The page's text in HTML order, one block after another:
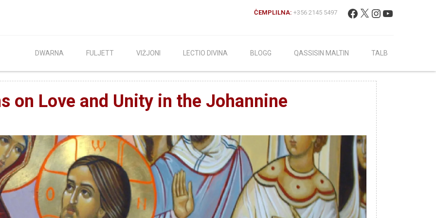
Fittex: Facebook
X Instagram
YouTube
ĊEMPLILNA: +356 2145 5497
DWARNA FULJETT VIŻJONI LECTIO DIVINA BLOGG QASSISIN MALTIN TALB
on Love and Unity in the Johannine